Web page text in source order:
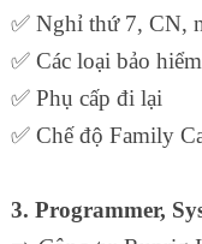
✅Nghỉ thứ 7, CN,
✅Các loại bảo hiểm
✅Phụ cấp đi lại
✅Chế độ Family
3. Programmer,